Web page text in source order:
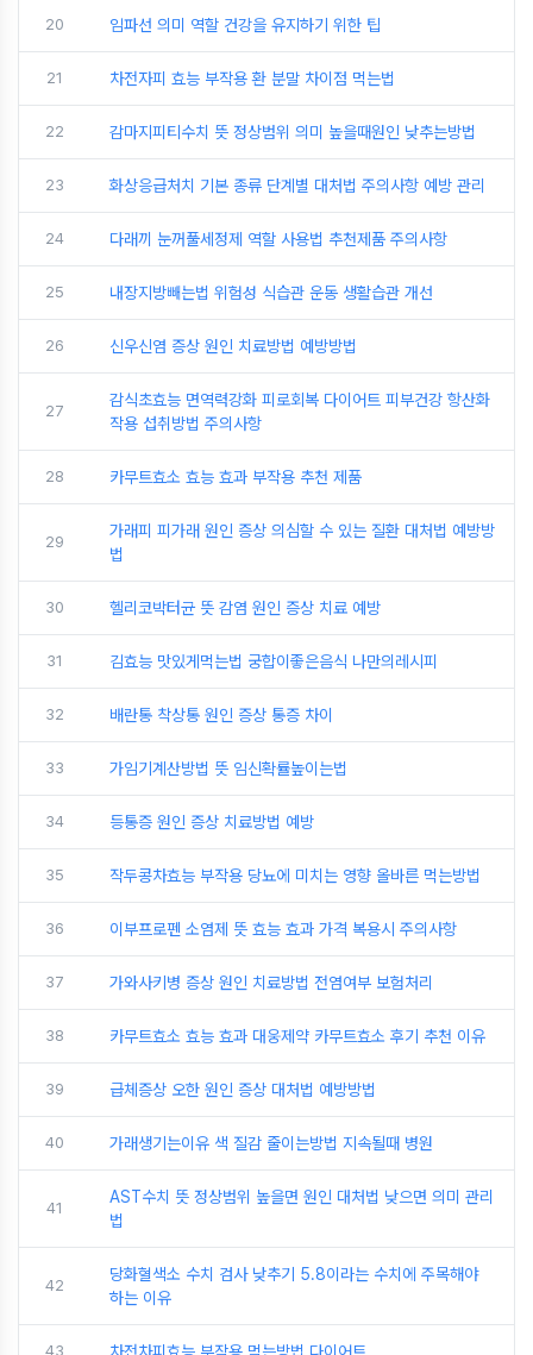
20 임파선 의미 역할 건강을 유지하기 위한 팁
21 차전자피 효능 부작용 환 분말 차이점 먹는법
22 감마지피티수치 뜻 정상범위 의미 높을때원인 낮추는방법
23 화상응급처치 기본 종류 단계별 대처법 주의사항 예방 관리
24 다래끼 눈꺼풀세정제 역할 사용법 추천제품 주의사항
25 내장지방빼는법 위험성 식습관 운동 생활습관 개선
26 신우신염 증상 원인 치료방법 예방방법
27
감식초효능 면역력강화 피로회복 다이어트 피부건강 항산화
작용 섭취방법 주의사항
28 카무트효소 효능 효과 부작용 추천 제품
29
가래피 피가래 원인 증상 의심할 수 있는 질환 대처법 예방방
법
30 헬리코박터균 뜻 감염 원인 증상 치료 예방
31 김효능 맛있게먹는법 궁합이좋은음식 나만의레시피
32 배란통 착상통 원인 증상 통증 차이
33 가임기계산방법 뜻 임신확률높이는법
34 등통증 원인 증상 치료방법 예방
35 작두콩차효능 부작용 당뇨에 미치는 영향 올바른 먹는방법
36 이부프로펜 소염제 뜻 효능 효과 가격 복용시 주의사항
37 가와사키병 증상 원인 치료방법 전염여부 보험처리
38 카무트효소 효능 효과 대웅제약 카무트효소 후기 추천 이유
39 급체증상 오한 원인 증상 대처법 예방방법
40 가래생기는이유 색 질감 줄이는방법 지속될때 병원
41
AST수치 뜻 정상범위 높을면 원인 대처법 낮으면 의미 관리
법
42
당화혈색소 수치 검사 낮추기 5.8이라는 수치에 주목해야
하는 이유
43